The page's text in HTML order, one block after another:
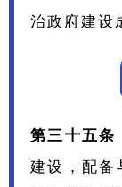
治政府建设
第三十五条
建设，配备